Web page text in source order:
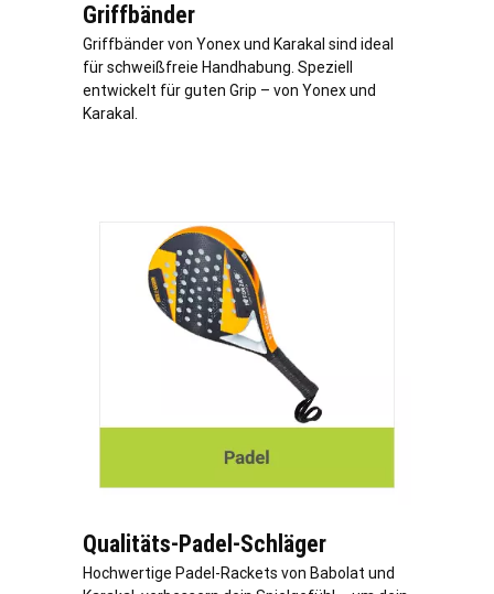
Griffbänder
Griffbänder von Yonex und Karakal sind ideal
für schweißfreie Handhabung. Speziell
entwickelt für guten Grip – von Yonex und
Karakal.
Qualitäts-Padel-Schläger
Hochwertige Padel-Rackets von Babolat und